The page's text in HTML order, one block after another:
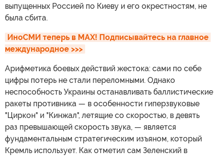
выпущенных Россией по Киеву и его окрестностям, не
была сбита.
ИноСМИ теперь в MAX! Подписывайтесь на главное
международное >>>
Арифметика боевых действий жестока: сами по себе
цифры потерь не стали переломными. Однако
неспособность Украины останавливать баллистические
ракеты противника — в особенности гиперзвуковые
"Циркон" и "Кинжал", летящие со скоростью, в девять
раз превышающей скорость звука, — является
фундаментальным стратегическим изъяном, который
Кремль использует. Как отметил сам Зеленский в